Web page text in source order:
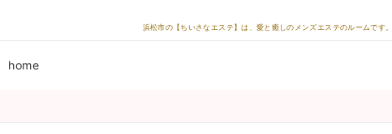
浜松市の【ちいさなエステ】は、愛と癒しのメンズエステのルームです。
home